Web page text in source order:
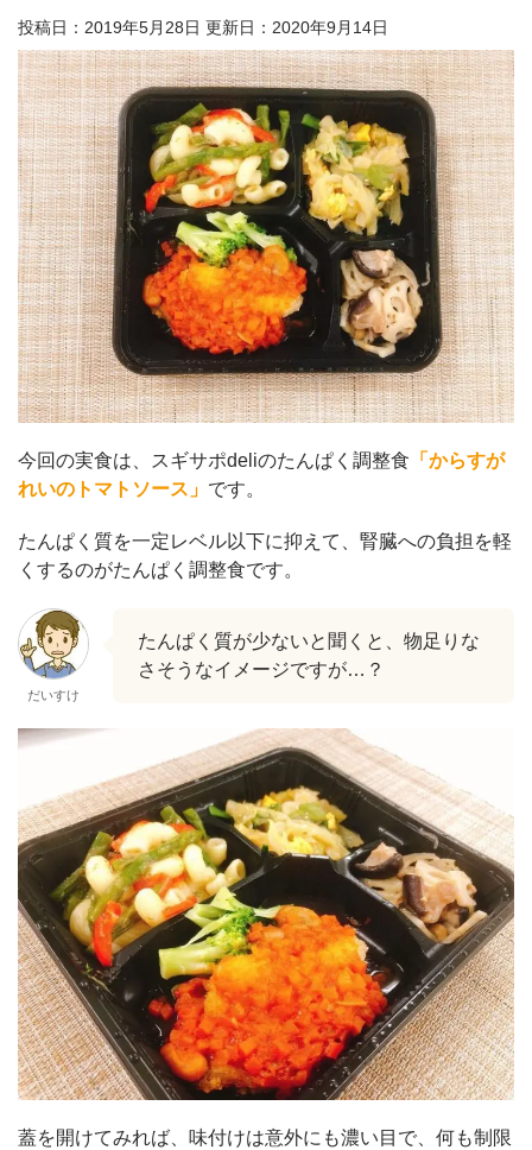
投稿日：2019年5月28日 更新日： 2020年9月14日
今回の実食は、スギサポdeliのたんぱく調整食 「からすが
れいのトマトソース」 です。
たんぱく質を一定レベル以下に抑えて、腎臓への負担を軽
くするのがたんぱく調整食です。
だいすけ
たんぱく質が少ないと聞くと、物足りな
さそうなイメージですが…？
蓋を開けてみれば、味付けは意外にも濃い目で、何も制限